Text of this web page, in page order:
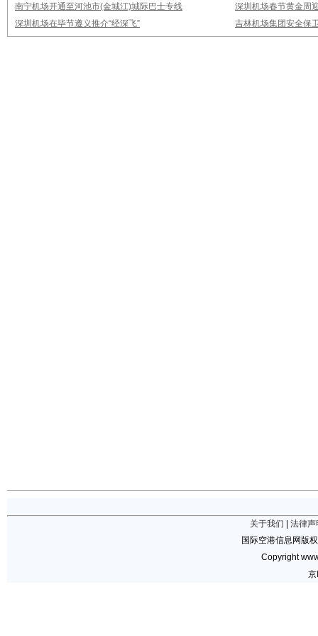
南宁机场开通至河池市(金城江)城际巴士专线
深圳机场春节黄金周
深圳机场在毕节遵义推介“经深飞”
吉林机场集团安全保
关于我们
法律声
国际空港信息网版
Copyright